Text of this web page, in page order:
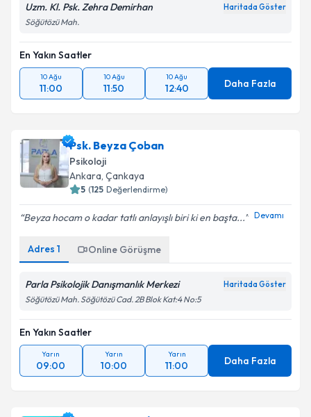
Uzm. Kl. Psk. Zehra Demirhan Haritada Göster
Söğütözü Mah.
En Yakın Saatler
10 Ağu
11:00
10 Ağu
11:50
10 Ağu
12:40 Daha Fazla
Psk. Beyza Çoban
Psikoloji
Ankara, Çankaya
5 (125 Değerlendirme)
Beyza hocam o kadar tatlı anlayışlı biri ki en başta... Devamı
Adres 1 Online Görüşme
Parla Psikolojik Danışmanlık Merkezi Haritada Göster
Söğütözü Mah. Söğütözü Cad. 2B Blok Kat:4 No:5
En Yakın Saatler
Yarın
09:00
Yarın
10:00
Yarın
11:00 Daha Fazla